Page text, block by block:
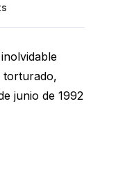
torturado,
junio de 1992